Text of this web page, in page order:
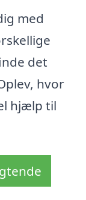
med
det
hvor
hjælp til